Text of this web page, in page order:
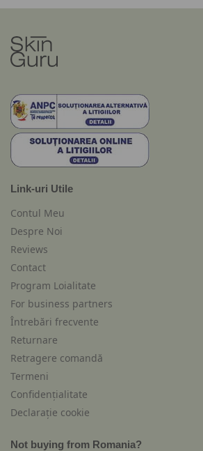
Link-uri Utile
Contul Meu
Despre Noi
Reviews
Contact
Program Loialitate
For business partners
Întrebări frecvente
Returnare
Retragere comandă
Termeni
Confidențialitate
Declarație cookie
Not buying from Romania?